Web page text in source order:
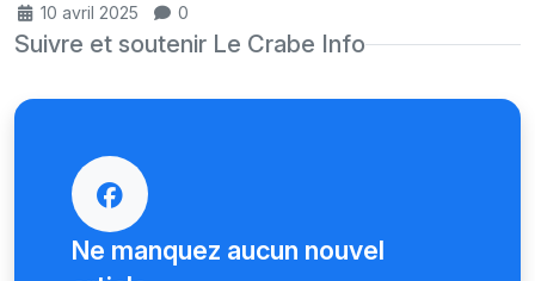
10 avril 2025 0
Suivre et soutenir Le Crabe Info
Ne manquez aucun nouvel